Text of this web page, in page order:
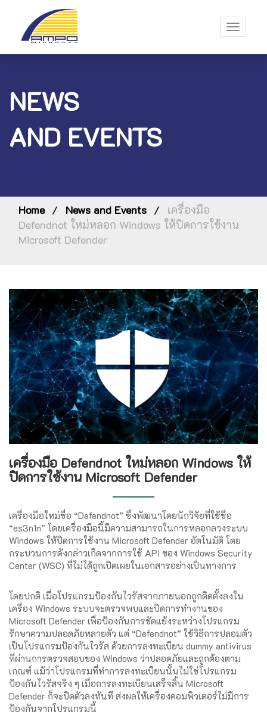
Toggle
NEWS
AND EVENTS
Home News and Events
เครื่องมือ
Defendnot ใหม่หลอก Windows ให้ปิดการใช้งาน
Microsoft Defender
เครื่องมือ Defendnot ใหม่หลอก Windows ให้
ปิดการใช้งาน Microsoft Defender
เครื่องมือใหม่ชื่อ “Defendnot” ซึ่งพัฒนาโดยนักวิจัยที่ใช้ชื่อ
“es3n1n” โดยเครื่องมือนี้มีความสามารถในการหลอกลวงระบบ
Windows ให้ปิดการใช้งาน Microsoft Defender อัตโนมัติ โดย
กระบวนการดังกล่าวเกิดจากการใช้ API ของ Windows Security
Center (WSC) ที่ไม่ได้ถูกเปิดเผยในเอกสารอย่างเป็นทางการ
โดยปกติ เมื่อโปรแกรมป้องกันไวรัสจากภายนอกถูกติดตั้งลงใน
เครื่อง Windows ระบบจะตรวจพบและปิดการทำงานของ
Microsoft Defender เพื่อป้องกันการขัดแย้งระหว่างโปรแกรม
รักษาความปลอดภัยหลายตัว แต่ “Defendnot” ใช้วิธีการปลอมตัว
เป็นโปรแกรมป้องกันไวรัส ด้วยการลงทะเบียน dummy antivirus
ที่ผ่านการตรวจสอบของ Windows ว่าปลอดภัยและถูกต้องตาม
เกณฑ์ แม้ว่าโปรแกรมที่ทำการลงทะเบียนนั้นไม่ใช่โปรแกรม
ป้องกันไวรัสจริง ๆ เมื่อการลงทะเบียนเสร็จสิ้น Microsoft
Defender ก็จะปิดตัวลงทันที ส่งผลให้เครื่องคอมพิวเตอร์ไม่มีการ
ป้องกันจากโปรแกรมนี้